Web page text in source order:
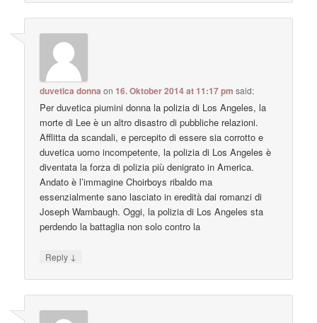
duvetica donna on16. Oktober 2014 at 11:17 pm said:
Per duvetica piumini donna la polizia di Los Angeles, la
morte di Lee è un altro disastro di pubbliche relazioni.
Afflitta da scandali, e percepito di essere sia corrotto e
duvetica uomo incompetente, la polizia di Los Angeles è
diventata la forza di polizia più denigrato in America.
Andato è l’immagine Choirboys ribaldo ma
essenzialmente sano lasciato in eredità dai romanzi di
Joseph Wambaugh. Oggi, la polizia di Los Angeles sta
perdendo la battaglia non solo contro la
Reply ↓